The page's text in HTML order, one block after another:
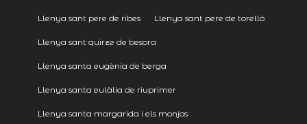
Llenya sant pere de ribes Llenya sant pere de torelló
Llenya sant quirze de besora
Llenya santa eugènia de berga
Llenya santa eulàlia de riuprimer
Llenya santa margarida i els monjos